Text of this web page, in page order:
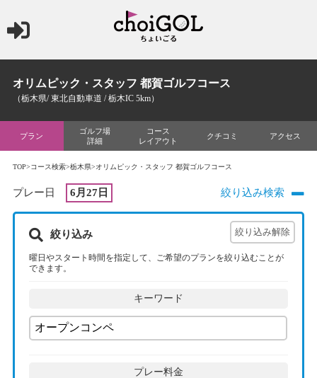
オリムピック・スタッフ 都賀ゴルフコース
（栃木県/ 東北自動車道 / 栃木IC 5km）
プラン
ゴルフ場
詳細
コース
レイアウト
クチコミ アクセス
TOP>コース検索>栃木県>オリムピック・スタッフ 都賀ゴルフコース
プレー日 6月27日 絞り込み検索
絞り込み
曜日やスタート時間を指定して、ご希望のプランを絞り込むことが
できます。
キーワード
プレー料金